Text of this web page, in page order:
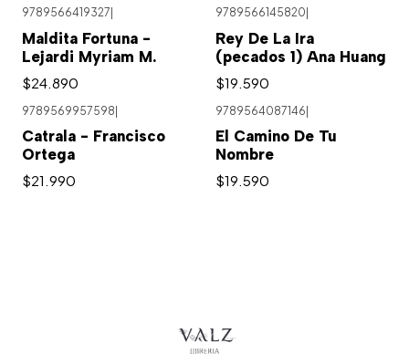
9789566419327
Maldita Fortuna -
Lejardi Myriam M.
$24.890
9789566145820
Rey De La Ira
(pecados 1) Ana Huang
$19.590
9789569957598
Catrala - Francisco
Ortega
$21.990
9789564087146
El Camino De Tu
Nombre
$19.590